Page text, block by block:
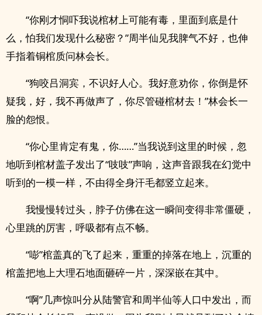
“你刚才恫吓我说棺材上可能有毒，里面到底是什
么，怕我们发现什么秘密？”周半仙见我脾气不好，也伸
手指着铜棺质问林会长。
“狗咬吕洞宾，不识好人心。我好意劝你，你倒是怀
疑我，好，我不再做声了，你尽管碰棺材去！”林会长一
脸的怨恨。
“你心里肯定有鬼，你……”当我说到这里的时候，忽
地听到棺材盖子发出了“吱吱”声响，这声音跟我在幻觉中
听到的一模一样，不由得全身汗毛都竖立起来。
我慢慢转过头，脖子仿佛在这一瞬间变得非常僵硬，
心里跳的厉害，呼吸都有点不畅。
“嘭”棺盖真的飞了起来，重重的掉落在地上，沉重的
棺盖把地上大理石地面砸碎一片，深深嵌在其中。
“啊”几声惊叫分从陆警官和周半仙等人口中发出，而